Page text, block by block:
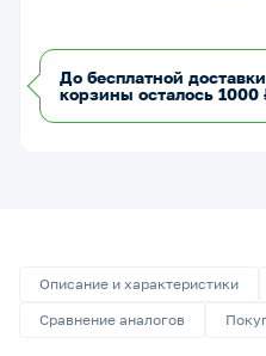
До бесплатной
корзины осталось 1000
Описание и характеристики
Сравнение аналогов